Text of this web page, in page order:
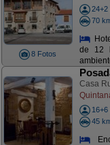
8 Fotos
24+2
70
de 12
Casa
16+6
45